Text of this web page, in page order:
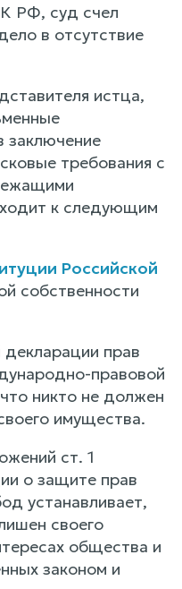
РФ, суд счел
в отсутствие
истца,
заключение
требования с
к следующим
Российской
собственности
прав
правовой
никто не должен
имущества.
ст. 1
о защите прав
устанавливает,
своего
общества и
законом и